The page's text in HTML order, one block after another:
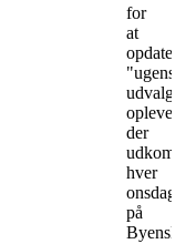
for
at
opdatere
"ugens
udvalgte
der
hver
onsdag
på